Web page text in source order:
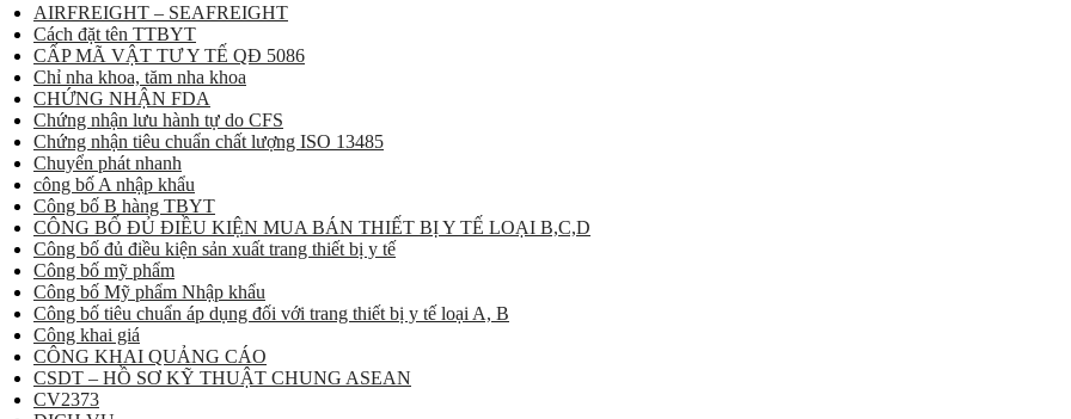
AIRFREIGHT – SEAFREIGHT
Cách đặt tên TTBYT
CẤP MÃ VẬT TƯ Y TẾ QĐ 5086
Chỉ nha khoa, tăm nha khoa
CHỨNG NHẬN FDA
Chứng nhận lưu hành tự do CFS
Chứng nhận tiêu chuẩn chất lượng ISO 13485
Chuyển phát nhanh
công bố A nhập khẩu
Công bố B hàng TBYT
CÔNG BỐ ĐỦ ĐIỀU KIỆN MUA BÁN THIẾT BỊ Y TẾ LOẠI B,C,D
Công bố đủ điều kiện sản xuất trang thiết bị y tế
Công bố mỹ phẩm
Công bố Mỹ phẩm Nhập khẩu
Công bố tiêu chuẩn áp dụng đối với trang thiết bị y tế loại A, B
Công khai giá
CÔNG KHAI QUẢNG CÁO
CSDT – HỒ SƠ KỸ THUẬT CHUNG ASEAN
CV2373